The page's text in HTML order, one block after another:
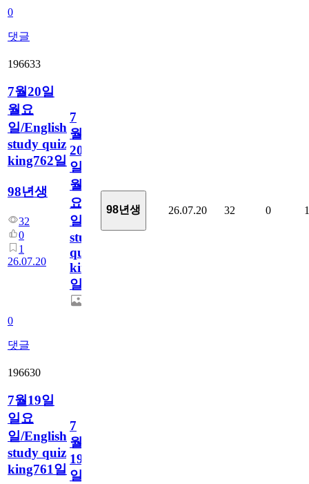
0
댓글
196633
7월20일
월요
일/English
study quiz
king762일
98년생
32
0
1
26.07.20
0
댓글
7
월
20
일
월
요
일/English
study
quiz
king762
일
98년생 26.07.20 32 0 1
196630
7월19일
일요
일/English
study quiz
king761일
7
월
19
일